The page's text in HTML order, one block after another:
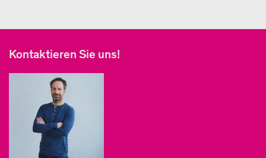
Kontaktieren Sie uns!